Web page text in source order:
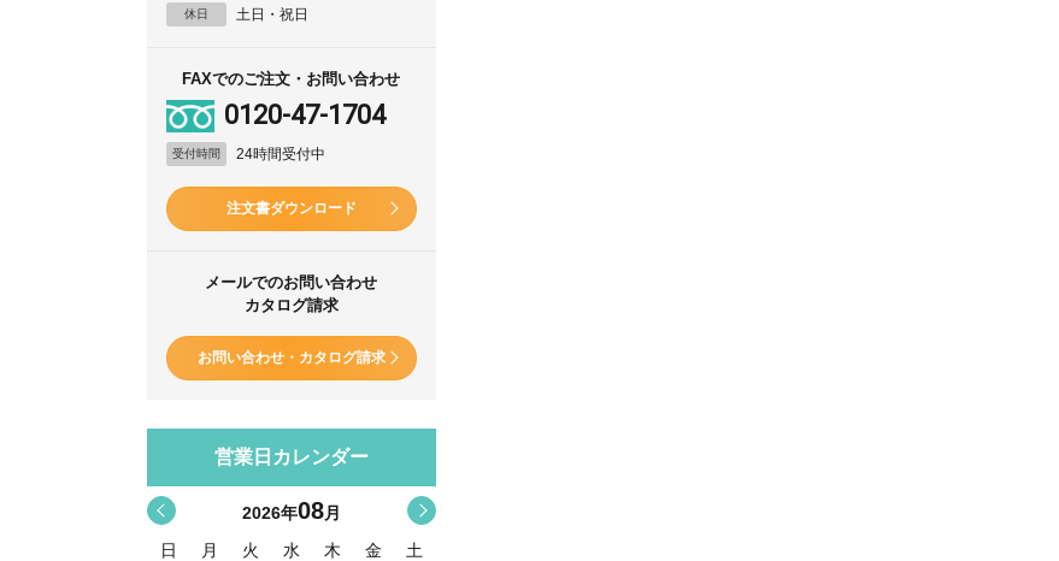
休日 土日・祝日
FAXでのご注文・お問い合わせ
0120-47-1704
受付時間 24時間受付中
注文書ダウンロード
メールでのお問い合わせ
カタログ請求
お問い合わせ・カタログ請求
営業日カレンダー
< >
2026年08月
日
月 火 水 木 金
土